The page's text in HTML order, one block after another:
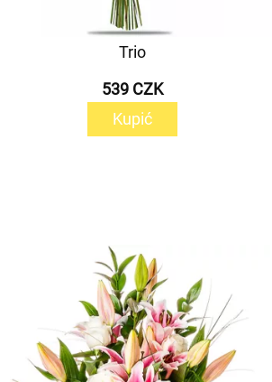
Trio
539 CZK
Kupić